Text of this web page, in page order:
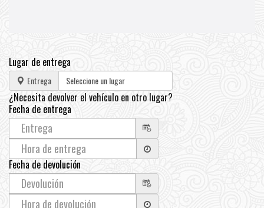
Lugar de entrega
Entrega
¿Necesita devolver el vehículo en otro lugar?
Fecha de entrega
Fecha de devolución